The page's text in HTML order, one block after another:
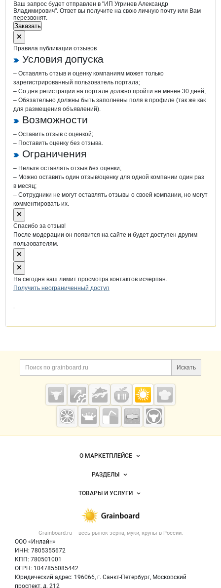
Ваш запрос будет отправлен в "ИП Угринев Александр
Владимирович". Ответ вы получите на свою личную почту или Вам
перезвонят.
Заказать
Правила публикации отзывов
Условия допуска
– Оставлять отзыв и оценку компаниям может только
зарегистрированный пользователь портала;
– Со дня регистрации на портале должно пройти не менее 30 дней;
– Обязательно должны быть заполнены поля в профиле (так же как
для размещения объявлений).
Возможности
– Оставить отзыв с оценкой;
– Поставить оценку без отзыва.
Ограничения
– Нельзя оставлять отзыв без оценки;
– Можно оставить один отзыв/оценку для одной компании один раз
в месяц;
– Сотрудники не могут оставлять отзывы о своей компании, но могут
комментировать их.
Спасибо за отзыв!
После модерации он появится на сайте и будет доступен другим
пользователям.
На сегодня ваш лимит просмотра контактов исчерпан.
Получить неограниченный доступ
Дополнительная информация
Поиск по сайту и
Искать
Cсылки на полезные проекты
Grainboard.ru
— зерно и
мука
Важные разделы и контакты
Grainboard.ru – весь рынок зерна, муки, крупы в России.
ООО «Инлайн»
ИНН: 7805355672
КПП: 780501001
ОГРН: 1047855085442
Юридический адрес: 196066, г. Санкт-Петербург, Московский
проспект, д. 212
Навигация по сайтуО МАРКЕТПЛЕЙСЕ
Новости Grainboard.ru
Размещение рекламы
Публичная оферта
Контактная информация
Политика обработки персональных данных
РАЗДЕЛЫ
Объявления
Новости рынка
ТОВАРЫ И УСЛУГИ
Крупы
Мука